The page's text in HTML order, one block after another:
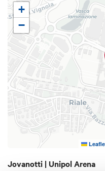
+
−
Jovanotti | Unipol Arena